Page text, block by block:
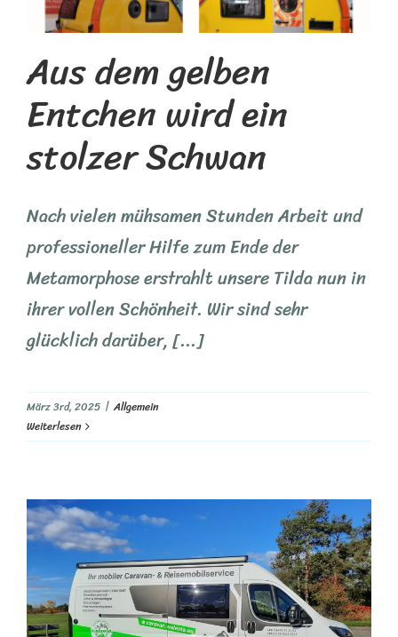
Aus dem gelben
Entchen wird ein
stolzer Schwan
Nach vielen mühsamen Stunden Arbeit und
professioneller Hilfe zum Ende der
Metamorphose erstrahlt unsere Tilda nun in
ihrer vollen Schönheit. Wir sind sehr
glücklich darüber, [...]
März 3rd, 2025 | Allgemein
Weiterlesen